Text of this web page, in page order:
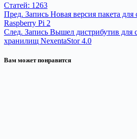
Статей: 1263
Пред. Запись Новая версия пакета
Raspberry Pi 2
След. Запись Вышел дистрибутив для
хранилищ NexentaStor 4.0
Вам может понравится